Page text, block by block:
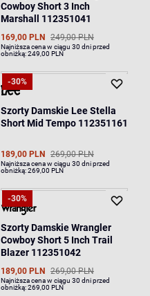
Cowboy Short 3 Inch
Marshall 112351041
169,00 PLN 249,00 PLN
Najniższa cena w ciągu 30 dni przed
obniżką:249,00 PLN
-30%
Szorty Damskie Lee Stella
Short Mid Tempo 112351161
189,00 PLN 269,00 PLN
Najniższa cena w ciągu 30 dni przed
obniżką:269,00 PLN
-30%
Szorty Damskie Wrangler
Cowboy Short 5 Inch Trail
Blazer 112351042
189,00 PLN 269,00 PLN
Najniższa cena w ciągu 30 dni przed
obniżką:269,00 PLN